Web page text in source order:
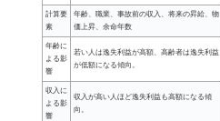
計算要
素
年齢、職業、事故前の収入、将来の昇給、物
価上昇、余命年数
年齢に
よる影
響
若い人は逸失利益が高額、高齢者は逸失利益
が低額になる傾向。
収入に
よる影
響
収入が高い人ほど逸失利益も高額になる傾
向。